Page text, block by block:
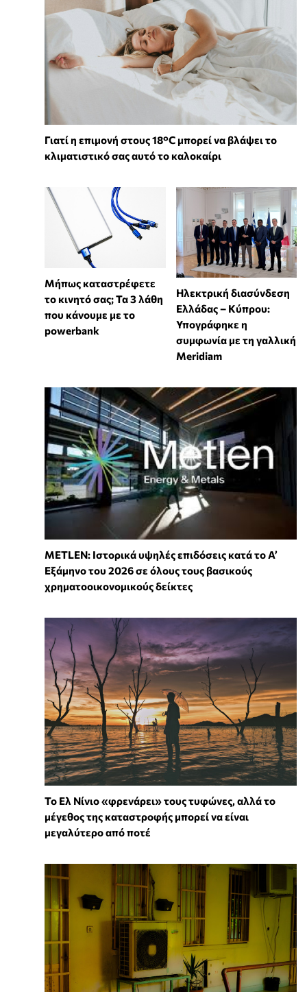
Γιατί η επιμονή στους 18°C μπορεί να βλάψει το
κλιματιστικό σας αυτό το καλοκαίρι
Μήπως καταστρέφετε
το κινητό σας; Τα 3 λάθη
που κάνουμε με το
powerbank
Ηλεκτρική διασύνδεση
Ελλάδας – Κύπρου:
Υπογράφηκε η
συμφωνία με τη γαλλική
Meridiam
METLEN: Ιστορικά υψηλές επιδόσεις κατά το Α’
Εξάμηνο του 2026 σε όλους τους βασικούς
χρηματοοικονομικούς δείκτες
Το Ελ Νίνιο «φρενάρει» τους τυφώνες, αλλά το
μέγεθος της καταστροφής μπορεί να είναι
μεγαλύτερο από ποτέ